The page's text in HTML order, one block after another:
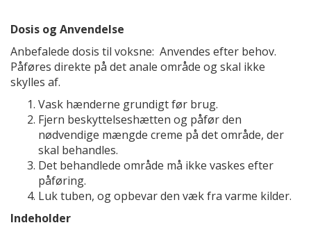
Dosis og Anvendelse
Anbefalede dosis til voksne: Anvendes efter behov.
Påføres direkte på det anale område og skal ikke
skylles af.
Vask hænderne grundigt før brug.
Fjern beskyttelseshætten og påfør den
nødvendige mængde creme på det område, der
skal behandles.
Det behandlede område må ikke vaskes efter
påføring.
Luk tuben, og opbevar den væk fra varme kilder.
Indeholder